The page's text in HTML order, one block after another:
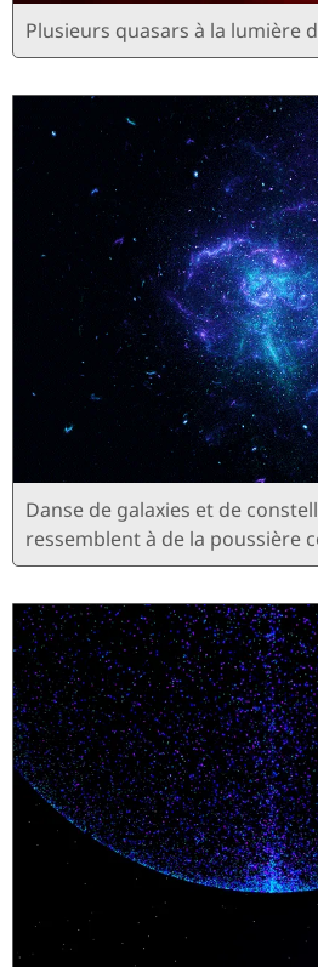
Plusieurs quasars à la lumière
Danse de galaxies et de
ressemblent à de la poussière